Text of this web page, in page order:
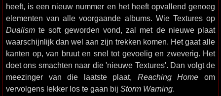
heeft, is een nieuw nummer en het heeft opvallend genoeg
elementen van alle voorgaande albums. Wie Textures op
Dualism te soft geworden vond, zal met de nieuwe plaat
waarschijnlijk dan wel aan zijn trekken komen. Het gaat alle
kanten op, van bruut en snel tot gevoelig en zweverig. Het
doet ons smachten naar die 'nieuwe Textures'. Dan volgt de
meezinger van die laatste plaat, Reaching Home om
vervolgens lekker los te gaan bij Storm Warning.